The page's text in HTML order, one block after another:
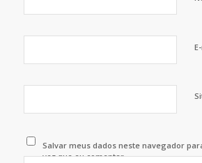
Salvar meus dados neste navegador
vez que eu comentar.